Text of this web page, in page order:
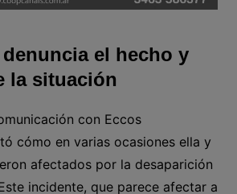
el hecho y
la situación
con Eccos
cómo en varias ocasiones ella y
afectados por la desaparición
incidente, que parece afectar a